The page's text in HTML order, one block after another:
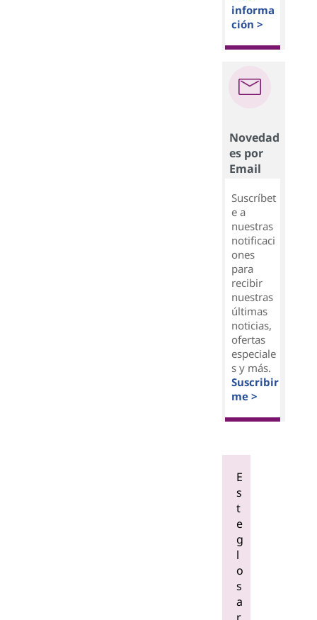
informa
ción >
Novedad
es por
Email
Suscríbet
e a
nuestras
notificaci
ones
para
recibir
nuestras
últimas
noticias,
ofertas
especiale
s y más.
Suscribir
me >
E
s
t
e
g
l
o
s
a